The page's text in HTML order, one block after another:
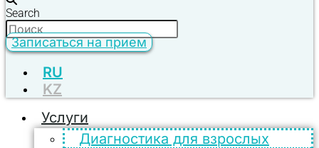
Search
Записаться на прием
RU
KZ
Услуги
Диагностика для взрослых